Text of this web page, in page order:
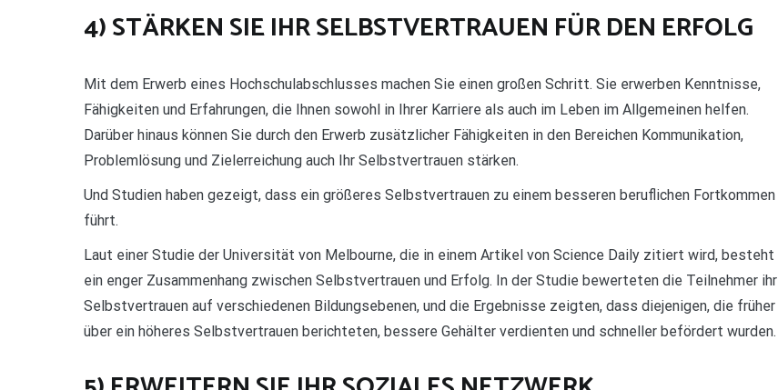
4) STÄRKEN SIE IHR SELBSTVERTRAUEN FÜR DEN ERFOLG
Mit dem Erwerb eines Hochschulabschlusses machen Sie einen großen Schritt. Sie erwerben Kenntnisse,
Fähigkeiten und Erfahrungen, die Ihnen sowohl in Ihrer Karriere als auch im Leben im Allgemeinen helfen.
Darüber hinaus können Sie durch den Erwerb zusätzlicher Fähigkeiten in den Bereichen Kommunikation,
Problemlösung und Zielerreichung auch Ihr Selbstvertrauen stärken.
Und Studien haben gezeigt, dass ein größeres Selbstvertrauen zu einem besseren beruflichen Fortkommen
führt.
Laut einer Studie der Universität von Melbourne, die in einem Artikel von Science Daily zitiert wird, besteht
ein enger Zusammenhang zwischen Selbstvertrauen und Erfolg. In der Studie bewerteten die Teilnehmer ihr
Selbstvertrauen auf verschiedenen Bildungsebenen, und die Ergebnisse zeigten, dass diejenigen, die früher
über ein höheres Selbstvertrauen berichteten, bessere Gehälter verdienten und schneller befördert wurden.